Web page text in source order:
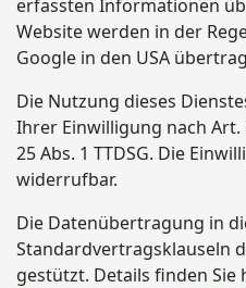
erfassten Informationen
Website werden in der
Google in den USA
Die Nutzung dieses
Ihrer Einwilligung nach Art.
25 Abs. 1 TTDSG. Die
widerrufbar.
Die Datenübertragung in
Standardvertragsklauseln
gestützt. Details finden Sie